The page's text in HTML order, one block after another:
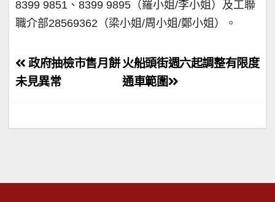
8399 9851、8399 9895（羅小姐/李小姐）及工聯
職介部28569362（梁小姐/周小姐/鄭小姐）。
文
章
覽
火船頭街週六起調整有限度
通車範圍
政府抽檢市售月餅
未見異常